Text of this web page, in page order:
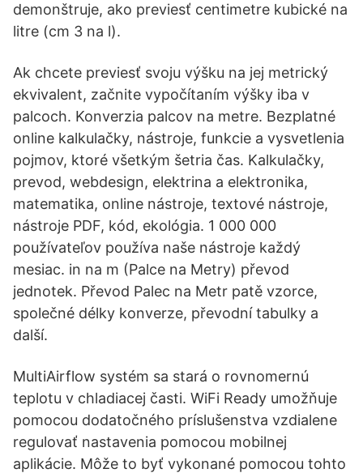
demonštruje, ako previesť centimetre kubické na
litre (cm 3 na l).
Ak chcete previesť svoju výšku na jej metrický
ekvivalent, začnite vypočítaním výšky iba v
palcoch. Konverzia palcov na metre. Bezplatné
online kalkulačky, nástroje, funkcie a vysvetlenia
pojmov, ktoré všetkým šetria čas. Kalkulačky,
prevod, webdesign, elektrina a elektronika,
matematika, online nástroje, textové nástroje,
nástroje PDF, kód, ekológia. 1 000 000
používateľov používa naše nástroje každý
mesiac. in na m (Palce na Metry) převod
jednotek. Převod Palec na Metr patě vzorce,
společné délky konverze, převodní tabulky a
další.
MultiAirflow systém sa stará o rovnomernú
teplotu v chladiacej časti. WiFi Ready umožňuje
pomocou dodatočného príslušenstva vzdialene
regulovať nastavenia pomocou mobilnej
aplikácie. Môže to byť vykonané pomocou tohto